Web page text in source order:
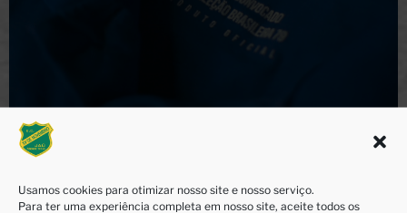
Usamos cookies para otimizar nosso site e nosso serviço.
Para ter uma experiência completa em nosso site, aceite todos os